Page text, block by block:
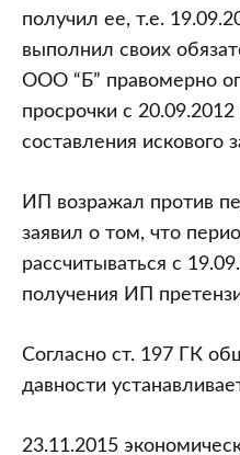
получил ее, т.е.
выполнил своих
ООО “Б” правомерно
просрочки с
составления искового
ИП возражал против
заявил о том, что
рассчитываться с
получения ИП
Согласно ст. 197 ГК
давности
23.11.2015